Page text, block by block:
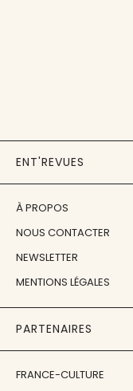
ENT'REVUES
À PROPOS
NOUS CONTACTER
NEWSLETTER
MENTIONS LÉGALES
PARTENAIRES
FRANCE-CULTURE